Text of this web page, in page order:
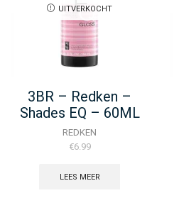
UITVERKOCHT
3BR – Redken –
Shades EQ – 60ML
REDKEN
€6.99
LEES MEER